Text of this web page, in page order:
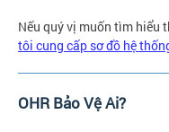
Nếu quý vị muốn tìm hiểu
tôi cung cấp sơ đồ hệ
OHR Bảo Vệ Ai?